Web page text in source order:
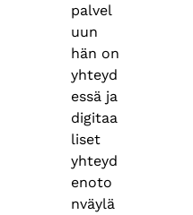
palvel
uun
hän on
yhteyd
essä ja
digitaa
liset
yhteyd
enoto
nväylä